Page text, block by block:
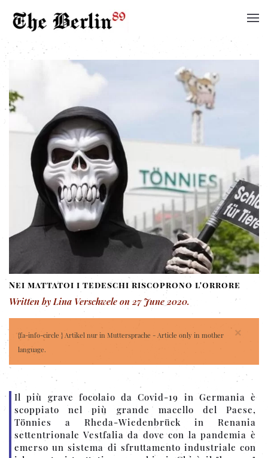
Nei mattatoi i tedeschi riscoprono l'orrore
Written by Lina Verschwele on 27 June 2020.
×
{fa-info-circle } Artikel nur in Muttersprache - Article only in mother
language.
Il più grave focolaio da Covid-19 in Germania è
scoppiato nel più grande macello del Paese,
Tönnies a Rheda-Wiedenbrück in Renania
settentrionale Vestfalia da dove con la pandemia è
emerso un sistema di sfruttamento industriale con